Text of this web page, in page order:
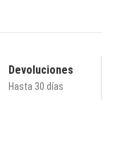
Devoluciones
Hasta 30 días